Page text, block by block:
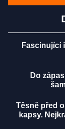
Fascinující
Do
Těsně před
kapsy.